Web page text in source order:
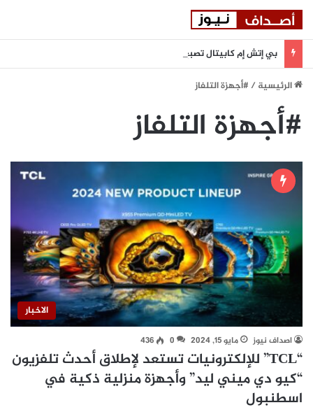
الرئيسية/ #أجهزة التلفاز
#أجهزة التلفاز
الاخبار
اصداف نيوز مايو 15, 2024 0
436
“TCL” للإلكترونيات تستعد لإطلاق أحدث تلفزيون
“كيو دي ميني ليد” وأجهزة منزلية ذكية في
اسطنبول